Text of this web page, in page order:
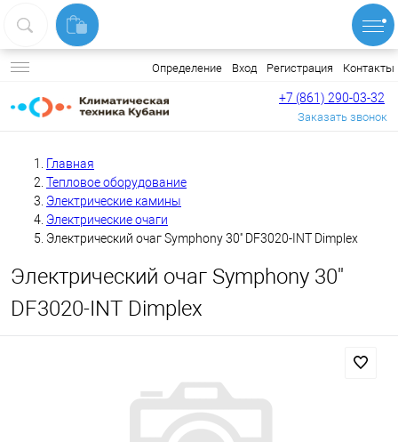
Определение Вход Регистрация Контакты
+7 (861) 290-03-32
Заказать звонок
Главная
Тепловое оборудование
Электрические камины
Электрические очаги
Электрический очаг Symphony 30'' DF3020-INT Dimplex
Электрический очаг Symphony 30''
DF3020-INT Dimplex